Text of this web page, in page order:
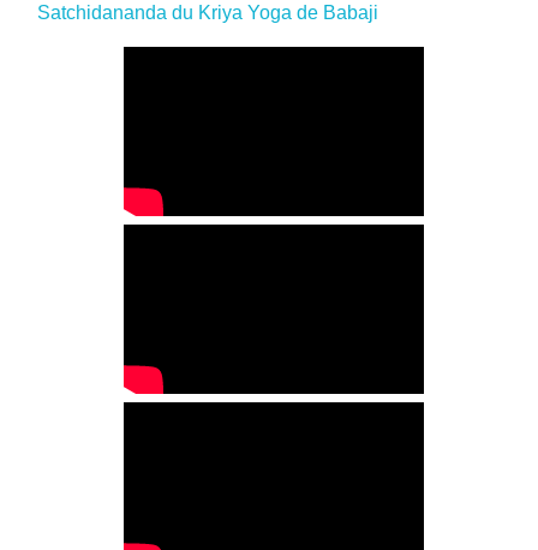
Satchidananda du Kriya Yoga de Babaji